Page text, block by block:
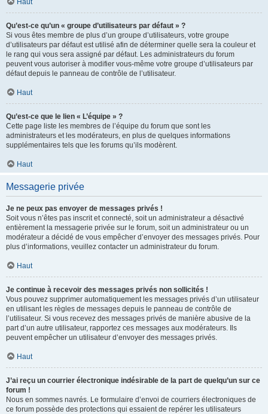
Haut
Qu’est-ce qu’un « groupe d’utilisateurs par défaut » ?
Si vous êtes membre de plus d’un groupe d’utilisateurs, votre groupe
d’utilisateurs par défaut est utilisé afin de déterminer quelle sera la couleur et
le rang qui vous sera assigné par défaut. Les administrateurs du forum
peuvent vous autoriser à modifier vous-même votre groupe d’utilisateurs par
défaut depuis le panneau de contrôle de l’utilisateur.
Haut
Qu’est-ce que le lien « L’équipe » ?
Cette page liste les membres de l’équipe du forum que sont les
administrateurs et les modérateurs, en plus de quelques informations
supplémentaires tels que les forums qu’ils modèrent.
Haut
Messagerie privée
Je ne peux pas envoyer de messages privés !
Soit vous n’êtes pas inscrit et connecté, soit un administrateur a désactivé
entièrement la messagerie privée sur le forum, soit un administrateur ou un
modérateur a décidé de vous empêcher d’envoyer des messages privés. Pour
plus d’informations, veuillez contacter un administrateur du forum.
Haut
Je continue à recevoir des messages privés non sollicités !
Vous pouvez supprimer automatiquement les messages privés d’un utilisateur
en utilisant les règles de messages depuis le panneau de contrôle de
l’utilisateur. Si vous recevez des messages privés de manière abusive de la
part d’un autre utilisateur, rapportez ces messages aux modérateurs. Ils
peuvent empêcher un utilisateur d’envoyer des messages privés.
Haut
J’ai reçu un courrier électronique indésirable de la part de quelqu’un sur ce
forum !
Nous en sommes navrés. Le formulaire d’envoi de courriers électroniques de
ce forum possède des protections qui essaient de repérer les utilisateurs